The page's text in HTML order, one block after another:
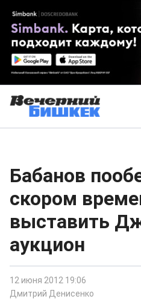
Бабанов
скором
выставить
аукцион
12 июня 2012 19:06
Дмитрий Денисенко